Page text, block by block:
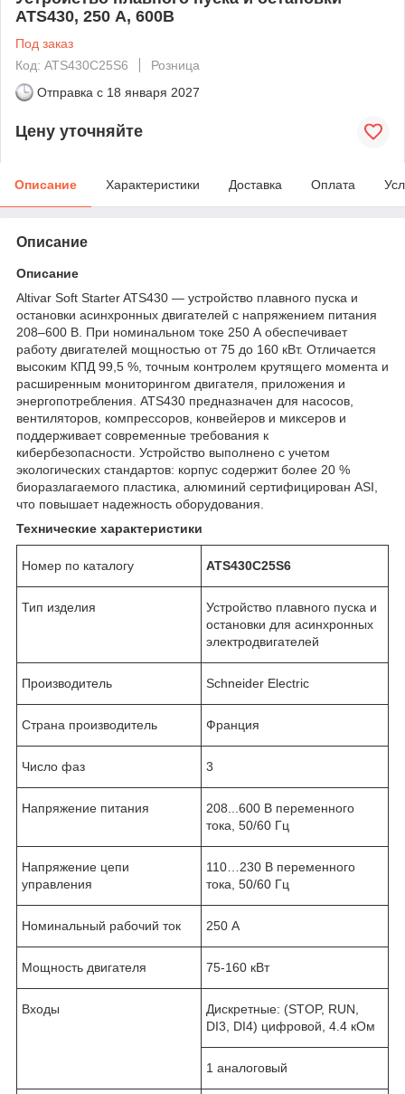
ATS430, 250 А, 600В
Под заказ
Код: ATS430C25S6
Розница
Отправка с 18 января 2027
Цену уточняйте
Описание Характеристики Доставка Оплата
Описание
Описание
Altivar Soft Starter ATS430 — устройство плавного пуска и
остановки асинхронных двигателей с напряжением питания
208–600 В. При номинальном токе 250 А обеспечивает
работу двигателей мощностью от 75 до 160 кВт. Отличается
высоким КПД 99,5 %, точным контролем крутящего момента и
расширенным мониторингом двигателя, приложения и
энергопотребления. ATS430 предназначен для насосов,
вентиляторов, компрессоров, конвейеров и миксеров и
поддерживает современные требования к
кибербезопасности. Устройство выполнено с учетом
экологических стандартов: корпус содержит более 20 %
биоразлагаемого пластика, алюминий сертифицирован ASI,
что повышает надежность оборудования.
Технические характеристики
Номер по каталогу ATS430C25S6
Тип изделия
Устройство плавного пуска и
остановки для асинхронных
электродвигателей
Производитель Schneider Electric
Страна производитель Франция
Число фаз 3
Напряжение питания
208...600 В переменного
тока, 50/60 Гц
Напряжение цепи
управления
110…230 В переменного
тока, 50/60 Гц
Номинальный рабочий ток 250 А
Мощность двигателя 75-160 кВт
Входы
Дискретные: (STOP, RUN,
DI3, DI4) цифровой, 4.4 кОм
1 аналоговый